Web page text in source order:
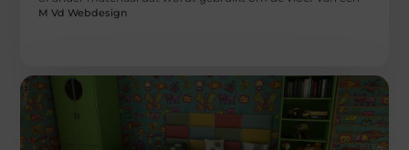
M Vd Webdesign